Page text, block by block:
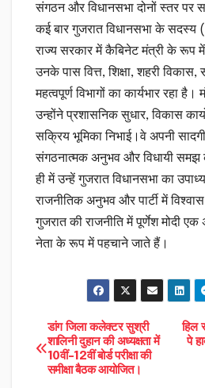
संगठन और विधानसभा दोनों स्तर पर
कई बार गुजरात विधानसभा के सदस्य
राज्य सरकार में कैबिनेट मंत्री के रूप में
उनके पास वित्त, शिक्षा, शहरी
महत्वपूर्ण विभागों का कार्यभार रहा
उन्होंने प्रशासनिक सुधार, विकास
सक्रिय भूमिका निभाई।वे अपनी
संगठनात्मक अनुभव और विधायी समझ
ही में उन्हें गुजरात विधानसभा का
राजनीतिक अनुभव और पार्टी में
गुजरात की राजनीति में पूर्णेश मोदी
नेता के रूप में पहचाने जाते हैं।
Post
navigation
हिल
पे
डांग जिला कलेक्टर सुश्री
शालिनी दुहान की अध्यक्षता में
10वीं–12वीं बोर्ड परीक्षा की
समीक्षा बैठक आयोजित।